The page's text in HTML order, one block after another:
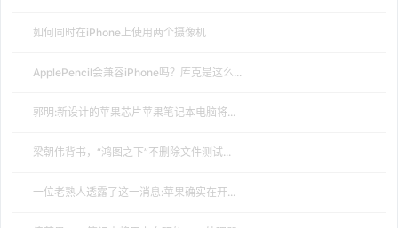
如何同时在iPhone上使用两个摄像机
ApplePencil会兼容iPhone吗？库克是这么...
郭明:新设计的苹果芯片苹果笔记本电脑将...
梁朝伟背书，“鸿图之下”不删除文件测试...
一位老熟人透露了这一消息:苹果确实在开...